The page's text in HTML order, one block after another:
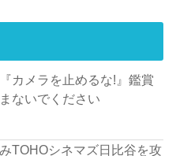
カメラを止めるな!』鑑賞
ないでください
TOHOシネマズ日比谷を攻